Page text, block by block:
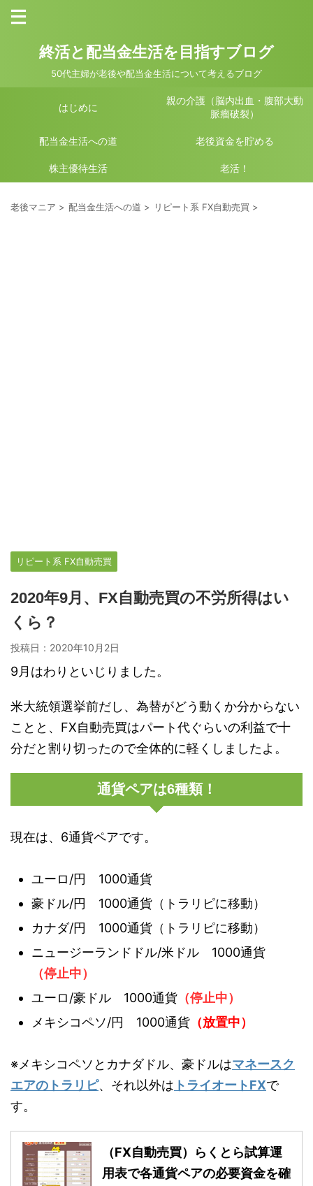
終活と配当金生活を目指すブログ
50代主婦が老後や配当金生活について考えるブログ
はじめに
親の介護（脳内出血・腹部大動
脈瘤破裂）
配当金生活への道 老後資金を貯める
株主優待生活 老活！
老後マニア > 配当金生活への道 > リピート系 FX自動売買 >
リピート系 FX自動売買
2020年9月、FX自動売買の不労所得はい
くら？
投稿日： 2020年10月2日
9月はわりといじりました。
米大統領選挙前だし、為替がどう動くか分からない
ことと、FX自動売買はパート代ぐらいの利益で十
分だと割り切ったので全体的に軽くしましたよ。
通貨ペアは6種類！
現在は、6通貨ペアです。
ユーロ/円 1000通貨
豪ドル/円 1000通貨（トラリピに移動）
カナダ/円 1000通貨（トラリピに移動）
ニュージーランドドル/米ドル 1000通貨
（停止中）
ユーロ/豪ドル 1000通貨 （停止中）
メキシコペソ/円 1000通貨 （放置中）
※メキシコペソとカナダドル、豪ドルはマネースク
エアのトラリピ、それ以外は トライオートFXで
す。
（FX自動売買）らくとら試算運
用表で各通貨ペアの必要資金を確